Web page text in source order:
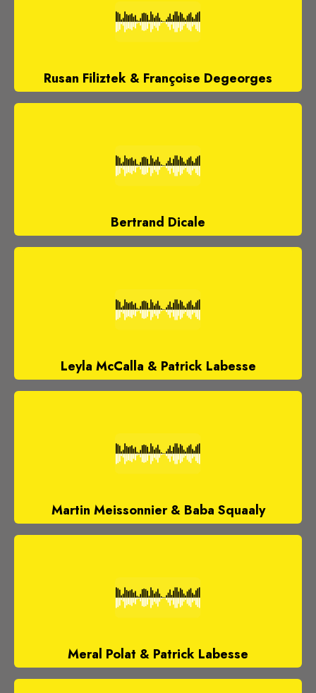
Rusan Filiztek & Françoise Degeorges
Bertrand Dicale
Leyla McCalla & Patrick Labesse
Martin Meissonnier & Baba Squaaly
Meral Polat & Patrick Labesse